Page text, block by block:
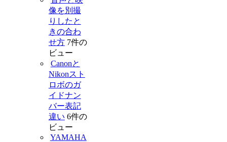
像を別撮
りしたと
きの合わ
せ方 7件の
ビュー
Canonと
Nikonスト
ロボのガ
イドナン
バー表記
違い 6件の
ビュー
YAMAHA